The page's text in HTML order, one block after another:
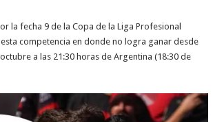
de
Liga
Profesional
Argentina
la fecha 9 de la Copa de la Liga Profesional
esta competencia en donde no logra ganar desde
a las 21:30 horas de Argentina (18:30 de